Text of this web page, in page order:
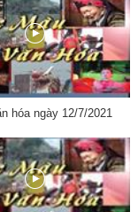
hóa ngày 12/7/2021